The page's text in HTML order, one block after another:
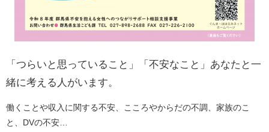
「つらいと思っていること」「不安なこと」あなたと一
緒に考える人がいます。
働くことや収入に関する不安、こころやからだの不調、家族のこ
と、DVの不安…